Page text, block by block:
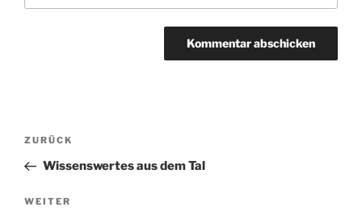
Beitragsnavigation
Vorheriger
Beitrag
ZURÜCK
Wissenswertes aus dem Tal
Nächster
WEITER